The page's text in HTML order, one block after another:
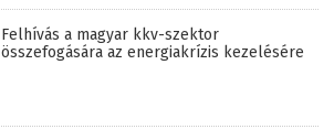
Felhívás a magyar kkv-szektor
összefogására az energiakrízis kezelésére